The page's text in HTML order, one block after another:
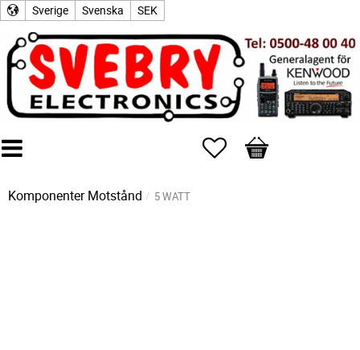
Sverige Svenska SEK
Favoriter
Kundvagn
Komponenter Motstånd 5 WATT